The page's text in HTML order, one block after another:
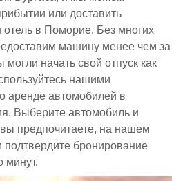
или доставить
в Поморие. Без многих
машину менее чем за
могли начать свой отпуск как
нашими
аренде автомобилей в
Выберите автомобиль и
предпочитаете, на нашем
подтвердите бронирование
минут.